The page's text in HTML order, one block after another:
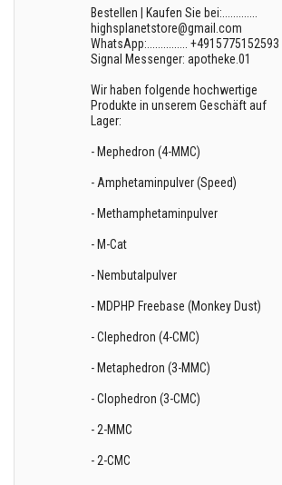
Bestellen | Kaufen Sie bei:.............
highsplanetstore@gmail.com
WhatsApp:............... +4915775152593
Signal Messenger: apotheke.01
Wir haben folgende hochwertige
Produkte in unserem Geschäft auf
Lager:
- Mephedron (4-MMC)
- Amphetaminpulver (Speed)
- Methamphetaminpulver
- M-Cat
- Nembutalpulver
- MDPHP Freebase (Monkey Dust)
- Clephedron (4-CMC)
- Metaphedron (3-MMC)
- Clophedron (3-CMC)
- 2-MMC
- 2-CMC